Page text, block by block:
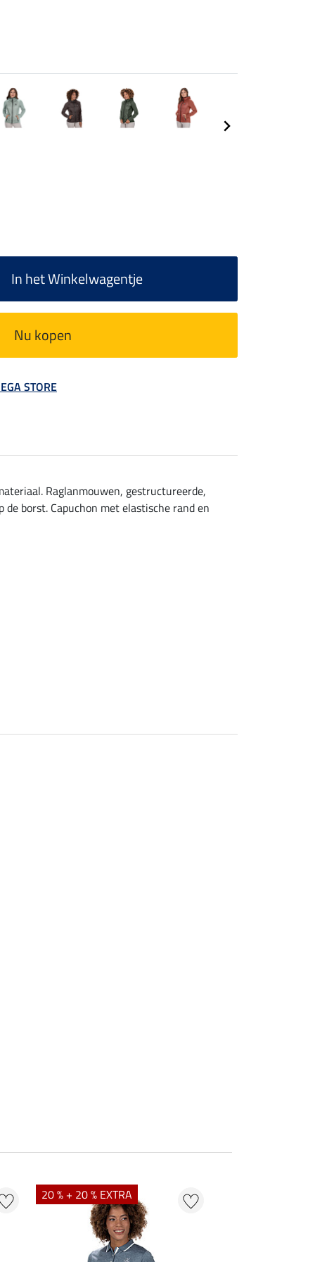
In het Winkelwagentje
Nu kopen
STORE
Raglanmouwen, gestructureerde,
borst. Capuchon met elastische rand en
20 % + 20 % EXTRA